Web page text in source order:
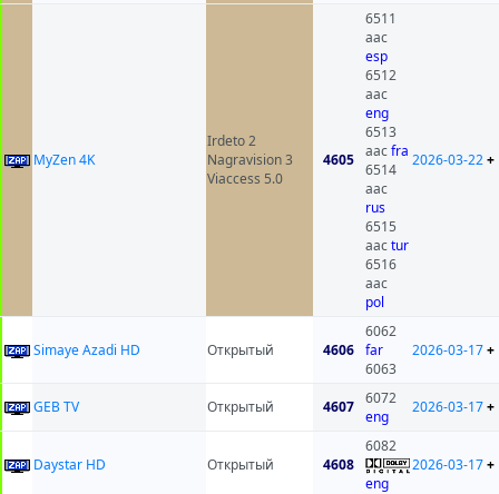
MyZen 4K
Irdeto 2
Nagravision 3
Viaccess 5.0
4605
6511
aac
esp
6512
aac
eng
6513
aacfra
6514
aac
rus
6515
aactur
6516
aac
pol
2026-03-22+
Simaye Azadi HD Открытый 4606
6062
far
6063
2026-03-17+
GEB TV Открытый 4607 6072
eng
2026-03-17+
Daystar HD Открытый 4608
6082
eng
2026-03-17+